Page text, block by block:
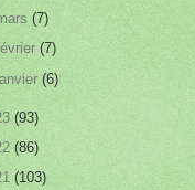
(7)
(7)
(6)
(93)
(86)
(103)